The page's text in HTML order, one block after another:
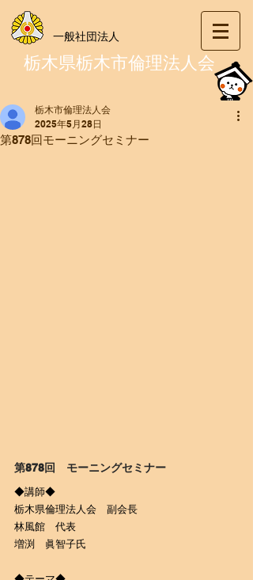
一般社団法人
栃木県栃木市倫理法人会
第878回モーニングセミナー
栃木市倫理法人会
2025年5月28日
第878回　モーニングセミナー
◆講師◆
栃木県倫理法人会　副会長
林風館　代表
増渕　眞智子氏